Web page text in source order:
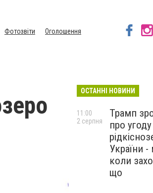
Фотозвіти
Оголошення
ОСТАННІ НОВИНИ
Трамп
про
України
коли
що
11:00
2 серпня